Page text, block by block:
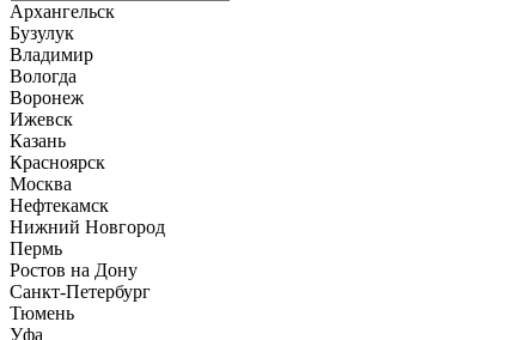
Архангельск
Бузулук
Владимир
Вологда
Воронеж
Ижевск
Казань
Красноярск
Москва
Нефтекамск
Нижний Новгород
Пермь
Ростов на Дону
Санкт-Петербург
Тюмень
Уфа